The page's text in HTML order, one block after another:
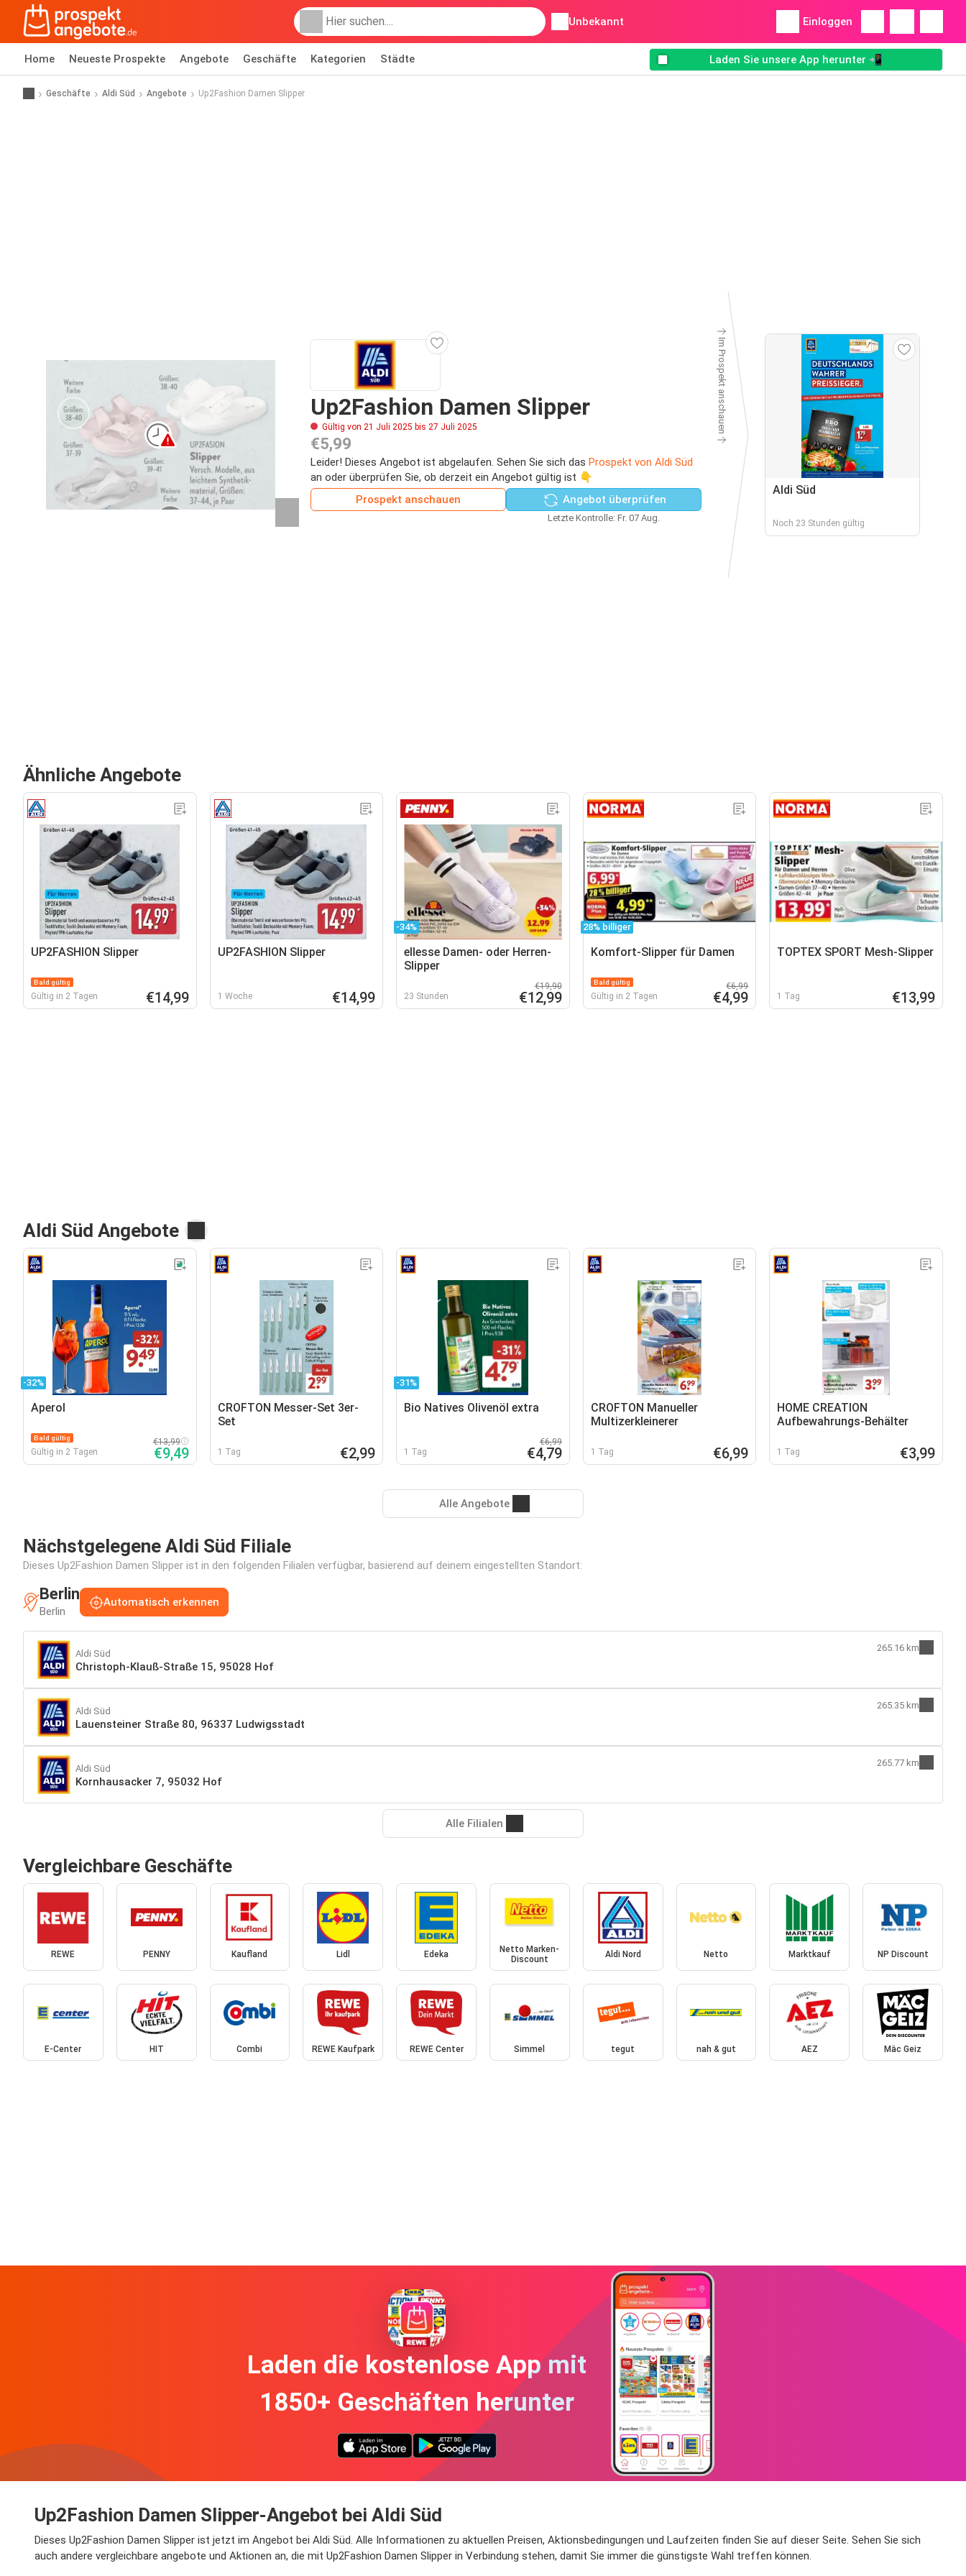
Unbekannt Einloggen
Home Neueste Prospekte Angebote Geschäfte Kategorien Städte Laden Sie unsere App herunter 📲
Geschäfte Aldi Süd Angebote Up2Fashion Damen Slipper
Up2Fashion Damen Slipper
Gültig von 21 Juli 2025 bis 27 Juli 2025
€5,99
Leider! Dieses Angebot ist abgelaufen. Sehen Sie sich das Prospekt von Aldi Süd
an oder überprüfen Sie, ob derzeit ein Angebot gültig ist 👇
Prospekt anschauen
Angebot überprüfen
Letzte Kontrolle: Fr. 07 Aug.
Im Prospekt anschauen
Aldi Süd
Noch 23 Stunden gültig
Ähnliche Angebote
UP2FASHION Slipper
Bald gültig
Gültig in 2 Tagen €14,99
UP2FASHION Slipper
1 Woche €14,99
-34%
ellesse Damen- oder Herren-
Slipper
23 Stunden
€19,90
€12,99
28% billiger
Komfort-Slipper für Damen
Bald gültig
Gültig in 2 Tagen
€6,99
€4,99
TOPTEX SPORT Mesh-Slipper
1 Tag €13,99
Aldi Süd Angebote
-32%
Aperol
Bald gültig
Gültig in 2 Tagen
€13,99
€9,49
CROFTON Messer-Set 3er-
Set
1 Tag €2,99
-31%
Bio Natives Olivenöl extra
1 Tag
€6,99
€4,79
CROFTON Manueller
Multizerkleinerer
1 Tag €6,99
HOME CREATION
Aufbewahrungs-Behälter
1 Tag €3,99
Alle Angebote
Nächstgelegene Aldi Süd Filiale
Dieses Up2Fashion Damen Slipper ist in den folgenden Filialen verfügbar, basierend auf deinem eingestellten Standort:
Berlin
Berlin
Automatisch erkennen
Aldi Süd
Christoph-Klauß-Straße 15, 95028 Hof
265.16 km
Aldi Süd
Lauensteiner Straße 80, 96337 Ludwigsstadt
265.35 km
Aldi Süd
Kornhausacker 7, 95032 Hof
265.77 km
Alle Filialen
Vergleichbare Geschäfte
REWE PENNY Kaufland Lidl Edeka
Netto Marken-
Discount
Aldi Nord Netto Marktkauf NP Discount
E-Center HIT Combi REWE Kaufpark REWE Center Simmel tegut nah & gut AEZ Mäc Geiz
Laden die kostenlose App mit
1850+ Geschäften herunter
Up2Fashion Damen Slipper-Angebot bei Aldi Süd
Dieses Up2Fashion Damen Slipper ist jetzt im Angebot bei Aldi Süd. Alle Informationen zu aktuellen Preisen, Aktionsbedingungen und Laufzeiten finden Sie auf dieser Seite. Sehen Sie sich
auch andere vergleichbare angebote und Aktionen an, die mit Up2Fashion Damen Slipper in Verbindung stehen, damit Sie immer die günstigste Wahl treffen können.